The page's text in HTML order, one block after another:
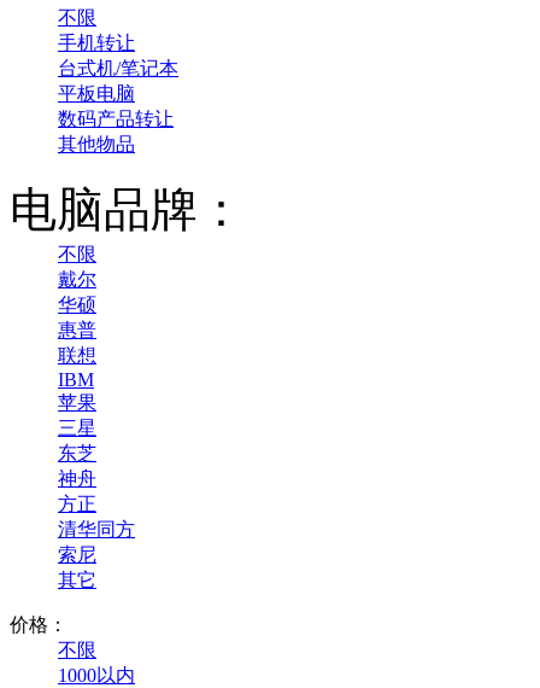
不限
手机转让
台式机/笔记本
平板电脑
数码产品转让
其他物品
电脑品牌：
不限
戴尔
华硕
惠普
联想
IBM
苹果
三星
东芝
神舟
方正
清华同方
索尼
其它
价格：
不限
1000以内